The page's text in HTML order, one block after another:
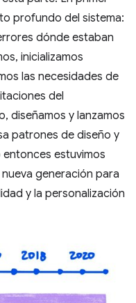
profundo del sistema:
dónde estaban
inicializamos
las necesidades de
del
diseñamos y lanzamos
patrones de diseño y
estuvimos
generación para
y la personalización